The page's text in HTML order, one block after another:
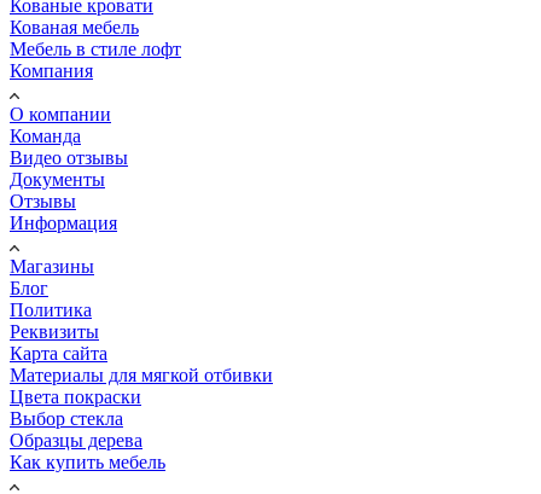
Кованые кровати
Кованая мебель
Мебель в стиле лофт
Компания
О компании
Команда
Видео отзывы
Документы
Отзывы
Информация
Магазины
Блог
Политика
Реквизиты
Карта сайта
Материалы для мягкой отбивки
Цвета покраски
Выбор стекла
Образцы дерева
Как купить мебель